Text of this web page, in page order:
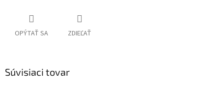
OPÝTAŤ SA ZDIEĽAŤ
Súvisiaci tovar